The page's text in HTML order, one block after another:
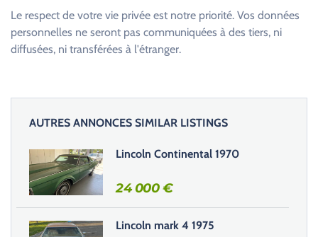
a
s
s
e
r
c
Le respect de votre vie privée est notre priorité. Vos données
personnelles ne seront pas communiquées à des tiers, ni
diffusées, ni transférées à l'étranger.
AUTRES ANNONCES SIMILAR LISTINGS
Lincoln Continental 1970
24 000€
Lincoln mark 4 1975